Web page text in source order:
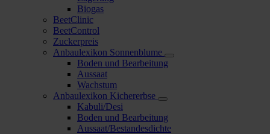
Biogas
BeetClinic
BeetControl
Zuckerpreis
Anbaulexikon Sonnenblume
Boden und Bearbeitung
Aussaat
Wachstum
Anbaulexikon Kichererbse
Kabuli/Desi
Boden und Bearbeitung
Aussaat/Bestandesdichte